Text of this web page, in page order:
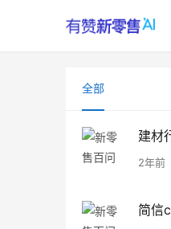
全部
建材
2年前
简信